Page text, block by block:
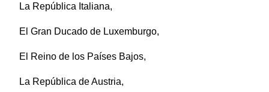
La República Italiana,
El Gran Ducado de Luxemburgo,
El Reino de los Países Bajos,
La República de Austria,